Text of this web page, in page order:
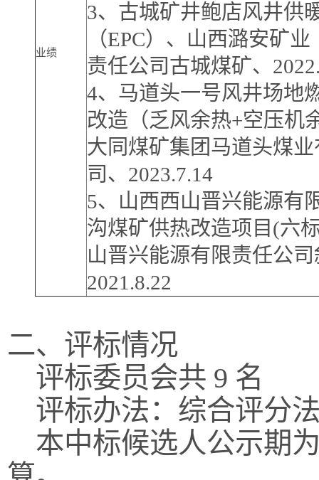
业绩
3、古城矿井鲍店风井供
（EPC）、山西潞安矿
责任公司古城煤矿、
4、马道头一号风井场地
改造（乏风余热+空压机
大同煤矿集团马道头煤
司、2023.7.14
5、山西西山晋兴能源有
沟煤矿供热改造项目(六
山晋兴能源有限责任公
2021.8.22
二、评标情况
评标委员会共 9 名
评标办法：综合评分
本中标候选人公示期